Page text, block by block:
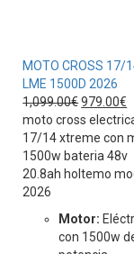
MOTO CROSS 17/
LME 1500D 2026
1,099.00€El
precio
original
era:
979.00€
moto cross
17/14 xtreme con
1500w bateria 48v
20.8ah holtemo
2026
Motor:
con 1500w